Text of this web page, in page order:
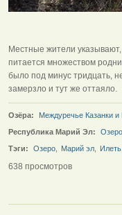
Местные жители указывают,
питается множеством
было под минус тридцать,
замерзло и тут же оттаяло.
Озёра:
Междуречье Казанки и
Республика Марий Эл:
Озеро
Тэги:
Озеро Марий эл Илеть
638 просмотров